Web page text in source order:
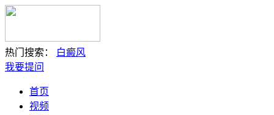
热门搜索：
白癜风
我要提问
首页
视频